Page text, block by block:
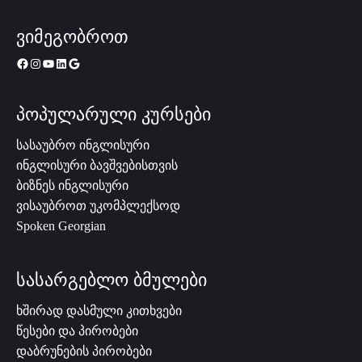
ვიმეგობროთ
პოპულარული კურსები
სასაუბრო ინგლისური
ინგლისური ბავშვებისთვის
ბიზნეს ინგლისური
ვისაუბროთ უკომპლექსოდ
Spoken Georgian
სასარგებლო ბმულები
ხშირად დასმული კითხვები
წესები და პირობები
დაბრუნების პირობები